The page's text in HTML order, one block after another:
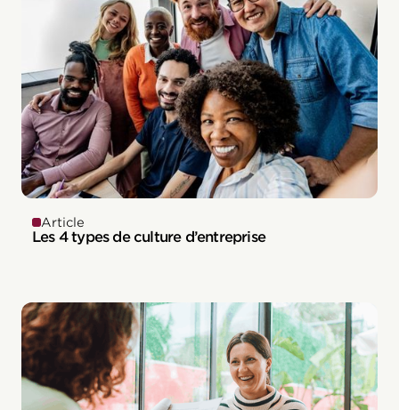
Article
Les 4 types de culture d’entreprise